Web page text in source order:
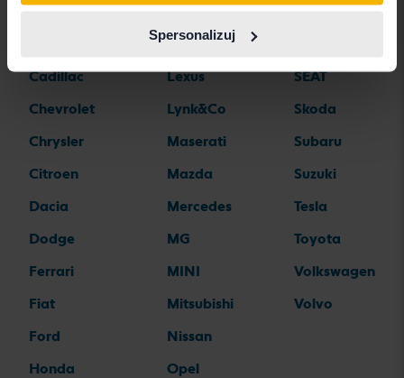
Spersonalizuj
BMW
Cadillac
Chevrolet
Chrysler
Citroen
Dacia
Dodge
Ferrari
Fiat
Ford
Honda
KIA
Land Rover
Lexus
Lynk&Co
Maserati
Mazda
Mercedes
MG
MINI
Mitsubishi
Nissan
Opel
Rolls-Royce
SEAT
Skoda
Subaru
Suzuki
Tesla
Toyota
Volkswagen
Volvo